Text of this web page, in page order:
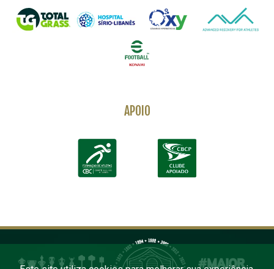
APOIO